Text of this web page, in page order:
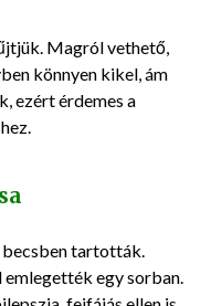
Magról vethető,
könnyen kikel, ám
ezért érdemes a
tartották.
emlegették egy sorban.